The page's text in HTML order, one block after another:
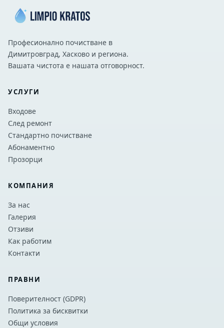
Професионално почистване в
Димитровград, Хасково и региона.
Вашата чистота е нашата отговорност.
УСЛУГИ
Входове
След ремонт
Стандартно почистване
Абонаментно
Прозорци
КОМПАНИЯ
За нас
Галерия
Отзиви
Как работим
Контакти
ПРАВНИ
Поверителност (GDPR)
Политика за бисквитки
Общи условия